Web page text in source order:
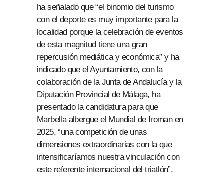
ha señalado que “el binomio del turismo
con el deporte es muy importante para la
localidad porque la celebración de eventos
de esta magnitud tiene una gran
repercusión mediática y económica” y ha
indicado que el Ayuntamiento, con la
colaboración de la Junta de Andalucía y la
Diputación Provincial de Málaga, ha
presentado la candidatura para que
Marbella albergue el Mundial de Iroman en
2025, “una competición de unas
dimensiones extraordinarias con la que
intensificaríamos nuestra vinculación con
este referente internacional del triatlón”.